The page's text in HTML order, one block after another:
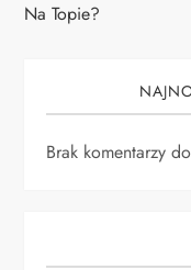
Na Topie?
Brak komentarzy